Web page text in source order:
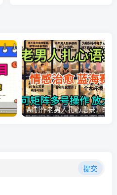
游戏高利润项目，日收益1k+，全自动，无需值守，解放双手，小白轻松上手【揭秘】
提交